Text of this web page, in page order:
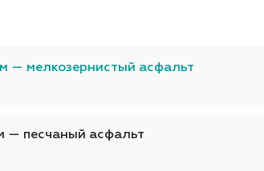
— мелкозернистый асфальт
— песчаный асфальт